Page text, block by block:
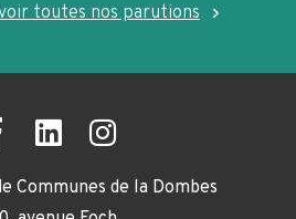
toutes nos parutions
Communes de la Dombes